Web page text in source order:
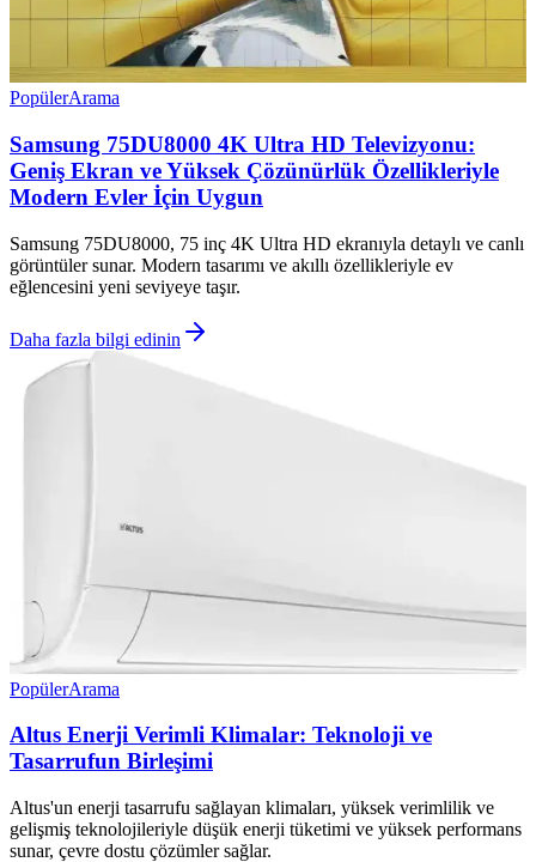
PopülerArama
Samsung 75DU8000 4K Ultra HD Televizyonu:
Geniş Ekran ve Yüksek Çözünürlük Özellikleriyle
Modern Evler İçin Uygun
Samsung 75DU8000, 75 inç 4K Ultra HD ekranıyla detaylı ve canlı
görüntüler sunar. Modern tasarımı ve akıllı özellikleriyle ev
eğlencesini yeni seviyeye taşır.
Daha fazla bilgi edinin
PopülerArama
Altus Enerji Verimli Klimalar: Teknoloji ve
Tasarrufun Birleşimi
Altus'un enerji tasarrufu sağlayan klimaları, yüksek verimlilik ve
gelişmiş teknolojileriyle düşük enerji tüketimi ve yüksek performans
sunar, çevre dostu çözümler sağlar.